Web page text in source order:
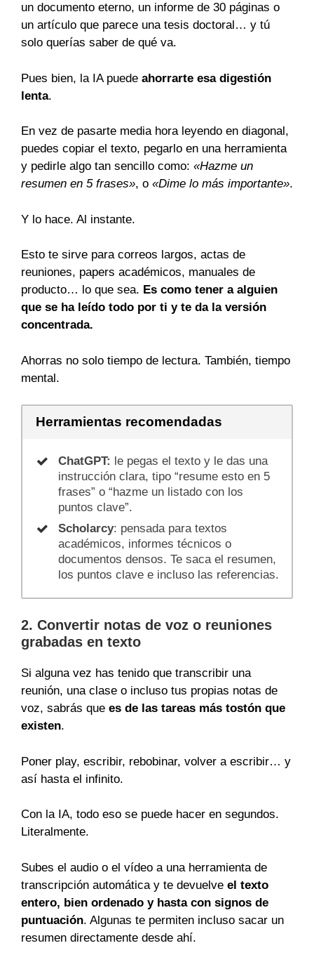
un documento eterno, un informe de 30 páginas o
un artículo que parece una tesis doctoral… y tú
solo querías saber de qué va.
Pues bien, la IA puede ahorrarte esa digestión
lenta.
En vez de pasarte media hora leyendo en diagonal,
puedes copiar el texto, pegarlo en una herramienta
y pedirle algo tan sencillo como: «Hazme un
resumen en 5 frases», o «Dime lo más importante».
Y lo hace. Al instante.
Esto te sirve para correos largos, actas de
reuniones, papers académicos, manuales de
producto… lo que sea. Es como tener a alguien
que se ha leído todo por ti y te da la versión
concentrada.
Ahorras no solo tiempo de lectura. También, tiempo
mental.
Herramientas recomendadas
ChatGPT: le pegas el texto y le das una
instrucción clara, tipo “resume esto en 5
frases” o “hazme un listado con los
puntos clave”.
Scholarcy: pensada para textos
académicos, informes técnicos o
documentos densos. Te saca el resumen,
los puntos clave e incluso las referencias.
2. Convertir notas de voz o reuniones
grabadas en texto
Si alguna vez has tenido que transcribir una
reunión, una clase o incluso tus propias notas de
voz, sabrás que es de las tareas más tostón que
existen.
Poner play, escribir, rebobinar, volver a escribir… y
así hasta el infinito.
Con la IA, todo eso se puede hacer en segundos.
Literalmente.
Subes el audio o el vídeo a una herramienta de
transcripción automática y te devuelve el texto
entero, bien ordenado y hasta con signos de
puntuación. Algunas te permiten incluso sacar un
resumen directamente desde ahí.